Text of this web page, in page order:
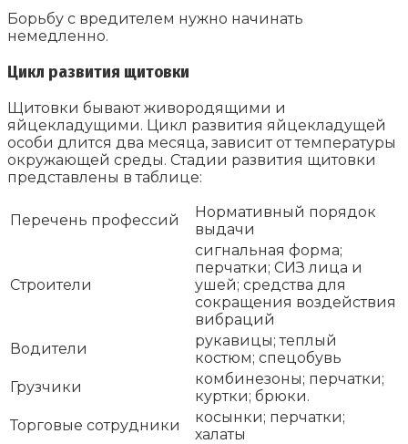
Борьбу с вредителем нужно начинать
немедленно.
Цикл развития щитовки
Щитовки бывают живородящими и
яйцекладущими. Цикл развития яйцекладущей
особи длится два месяца, зависит от температуры
окружающей среды. Стадии развития щитовки
представлены в таблице:
Перечень профессий
Нормативный порядок
выдачи
Строители
сигнальная форма;
перчатки; СИЗ лица и
ушей; средства для
сокращения воздействия
вибраций
Водители
рукавицы; теплый
костюм; спецобувь
Грузчики
комбинезоны; перчатки;
куртки; брюки.
Торговые сотрудники
косынки; перчатки;
халаты